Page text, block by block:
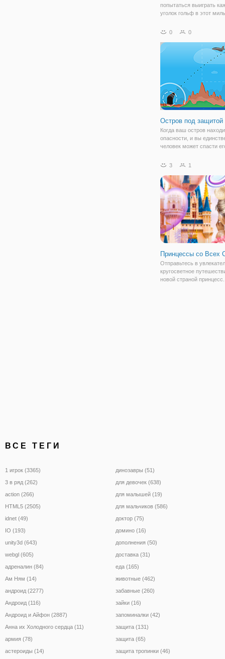
попытаться выиграть
уголок гольф в этот
0
0
Остров под защитой
Когда ваш остров
опасности, и вы
человек может спасти
использовать свои
остров есть много лодок
самолетов
3 1
Принцессы со Всех
Отправьтесь в
кругосветное
новой страной
ВСЕ ТЕГИ
1 игрок (3365)
3 в ряд (262)
action (266)
HTML5 (2505)
idnet (49)
IO (193)
unity3d (643)
webgl (605)
адреналин (84)
Ам Ням (14)
андроид (2277)
Андроид (116)
Андроид и Айфон (2887)
Анна их Холодного сердца (11)
армия (78)
астероиды (14)
динозавры (51)
для девочек (638)
для малышей (19)
для мальчиков (586)
доктор (75)
домино (16)
дополнения (50)
доставка (31)
еда (165)
животные (462)
забавные (260)
зайки (16)
запоминалки (42)
защита (131)
защита (65)
защита тропинки (46)